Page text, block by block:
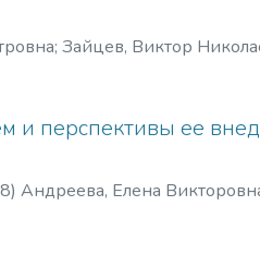
; Зайцев, Виктор
и перспективы ее
) Андреева, Елена